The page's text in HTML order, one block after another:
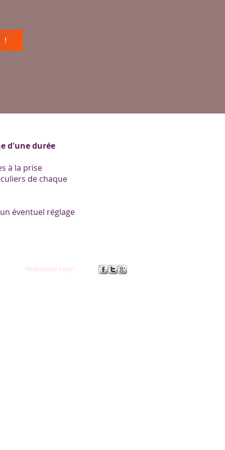
!
d'une durée
à la prise
de chaque
éventuel réglage
Webmaster Login